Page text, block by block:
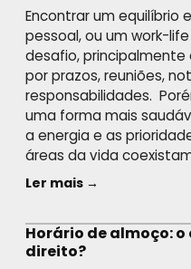
Encontrar um equilíbrio
pessoal, ou um work-
desafio,
por prazos, reuniões,
responsabilidades.
uma forma mais
a energia e as
áreas da vida
Ler mais →
Horário de almoço: o
direito?